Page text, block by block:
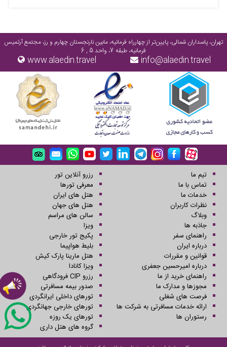
تهران، پاسداران شمالی، پایین‌تر از چهارراه فرمانیه، مابین نارنجستان چهارم و رز، مجتمع آرتمیس
فرمانیه، طبقه 7، واحد 5 , 6
info@alaedin.travel
www.alaedin.travel
تیم ما
تماس با ما
خدمات ما
نظرات کاربران
وبلاگ
جاذبه ها
راهنمای سفر
درباره ایران
قوانین و مقررات
درباره امیرحسین جعفری
راهنمای خرید از ما
مجوزها و مدارک ما
فرصت های شغلی
ارائه خدمات مسافرتی به شرکت ها
رستوران ها
رزرو آنلاین تور
معرفی تورها
هتل های ایران
هتل های جهان
سالن های مراسم
ویزا
پکیج تور خارجی
بلیط هواپیما
هتل مارینا پارک کیش
ویزا کانادا
رزرو CIP فرودگاهی
صدور بیمه مسافرتی
تورهای داخلی ایرانگردی
تورهای خارجی جهانگردی
تورهای یک روزه
گروه های هتل داری